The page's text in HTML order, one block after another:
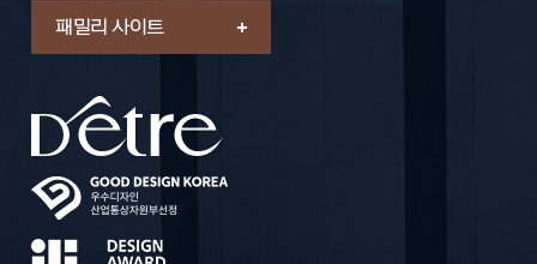
2. “회원”의 가입 신청을 처리함에 있어 “회사”는 “회원”에게 전문
기관을 통한 실명확인 및 본인인증을 요청할 수 있습니다.
에 해당하는 이용신청에 대하여는 승낙을 유보할 수 있습니다.
- 설비에 여유가 없는 경우
- 기술상 지장이 있는 경우
4. “회사”는 다음 각 호의 1에 해당하는 이용신청에 대하여는 이
를 승낙하지 아니 할 수 있습니다.
- 이름이 실명이 아닌 경우
패밀리 사이트